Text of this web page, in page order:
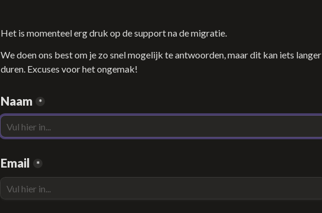
Het is momenteel erg druk op de support na de migratie.
We doen ons best om je zo snel mogelijk te antwoorden, maar dit kan iets langer
duren. Excuses voor het ongemak!
Naam *
Email *